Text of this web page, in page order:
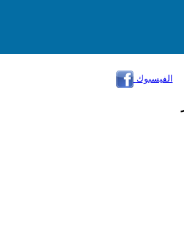
الفيسبوك